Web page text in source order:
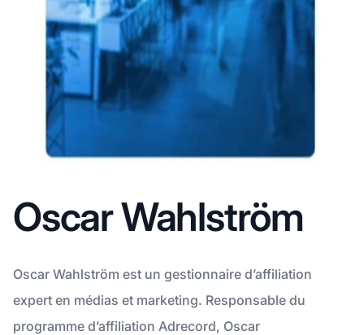
Oscar Wahlström
Oscar Wahlström est un gestionnaire d’affiliation
expert en médias et marketing. Responsable du
programme d’affiliation Adrecord, Oscar